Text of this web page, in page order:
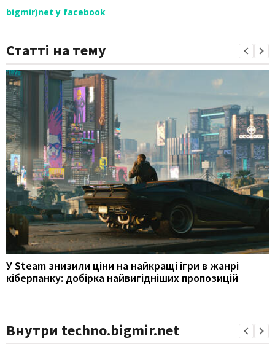
bigmir)net у facebook
Статті на тему
У Steam знизили ціни на найкращі ігри в жанрі
кіберпанку: добірка найвигідніших пропозицій
Внутри techno.bigmir.net